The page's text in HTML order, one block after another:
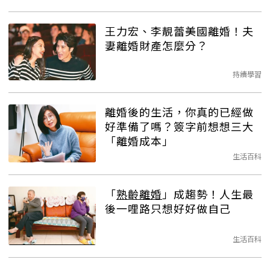
王力宏、李靚蕾美國離婚！夫
妻離婚財產怎麼分？
持續學習
離婚後的生活，你真的已經做
好準備了嗎？簽字前想想三大
「離婚成本」
生活百科
「熟齡離婚」成趨勢！人生最
後一哩路只想好好做自己
生活百科